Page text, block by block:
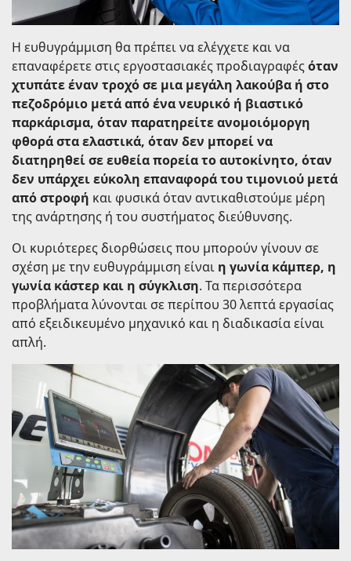
Η ευθυγράμμιση θα πρέπει να ελέγχετε και να
επαναφέρετε στις εργοστασιακές προδιαγραφέςόταν
χτυπάτε έναν τροχό σε μια μεγάλη λακούβα ή στο
πεζοδρόμιο μετά από ένα νευρικό ή βιαστικό
παρκάρισμα, όταν παρατηρείτε ανομοιόμοργη
φθορά στα ελαστικά, όταν δεν μπορεί να
διατηρηθεί σε ευθεία πορεία το αυτοκίνητο, όταν
δεν υπάρχει εύκολη επαναφορά του τιμονιού μετά
από στροφή και φυσικά όταν αντικαθιστούμε μέρη
της ανάρτησης ή του συστήματος διεύθυνσης.
Οι κυριότερες διορθώσεις που μπορούν γίνουν σε
σχέση με την ευθυγράμμιση είναι η γωνία κάμπερ, η
γωνία κάστερ και η σύγκλιση. Τα περισσότερα
προβλήματα λύνονται σε περίπου 30 λεπτά εργασίας
από εξειδικευμένο μηχανικό και η διαδικασία είναι
απλή.